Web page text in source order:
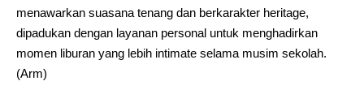
menawarkan suasana tenang dan berkarakter heritage,
dipadukan dengan layanan personal untuk menghadirkan
momen liburan yang lebih intimate selama musim sekolah.
(Arm)